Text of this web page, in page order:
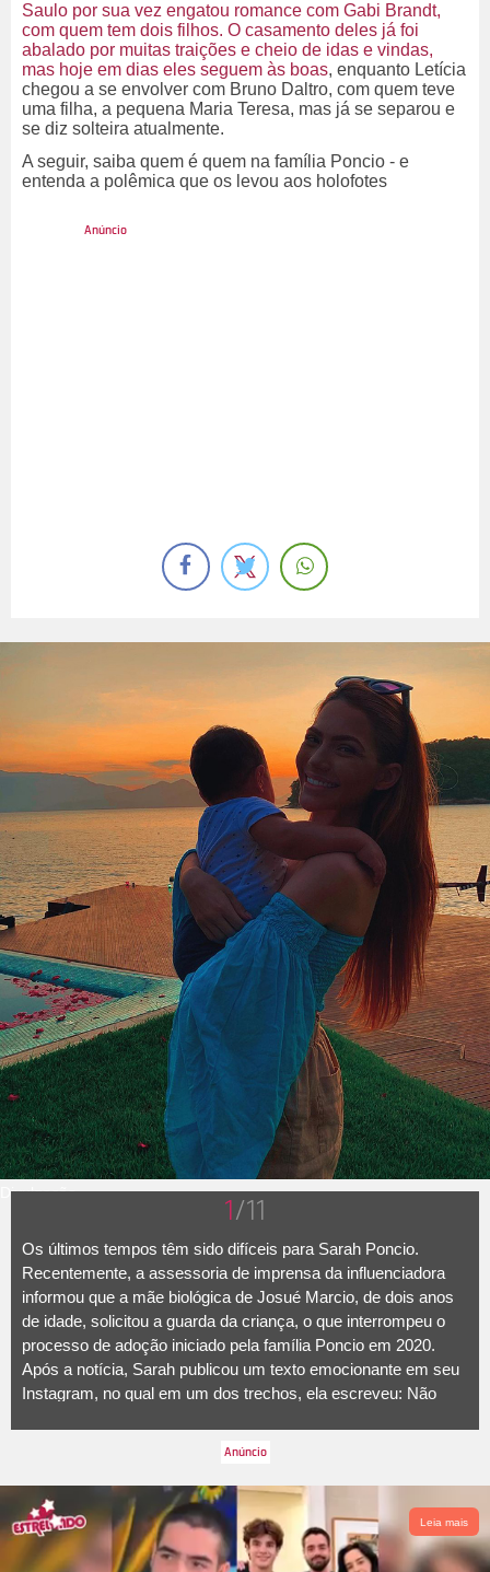
Saulo por sua vez engatou romance com Gabi Brandt,
com quem tem dois filhos. O casamento deles já foi
abalado por muitas traições e cheio de idas e vindas,
mas hoje em dias eles seguem às boas, enquanto Letícia
chegou a se envolver com Bruno Daltro, com quem teve
uma filha, a pequena Maria Teresa, mas já se separou e
se diz solteira atualmente.
A seguir, saiba quem é quem na família Poncio - e
entenda a polêmica que os levou aos holofotes
Divulgação 1/11
Os últimos tempos têm sido difíceis para Sarah Poncio.
Recentemente, a assessoria de imprensa da influenciadora
informou que a mãe biológica de Josué Marcio, de dois anos
de idade, solicitou a guarda da criança, o que interrompeu o
processo de adoção iniciado pela família Poncio em 2020.
Após a notícia, Sarah publicou um texto emocionante em seu
Instagram, no qual em um dos trechos, ela escreveu: Não
borradas e as palavras só barulhos. Eu perdi um filho. Me foi
tirado meu filho! Estou quebrada por dentro, como se minha
casa tivesse sido invadida e meu lar, que sempre me
proporcionou segurança, tivesse sido violado. Segundo
Leia mais